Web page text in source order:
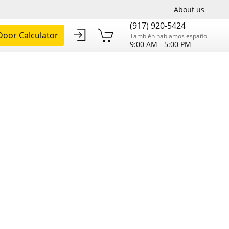
About us
Calculator
(917) 920-5424
También hablamos español
9:00 AM - 5:00 PM